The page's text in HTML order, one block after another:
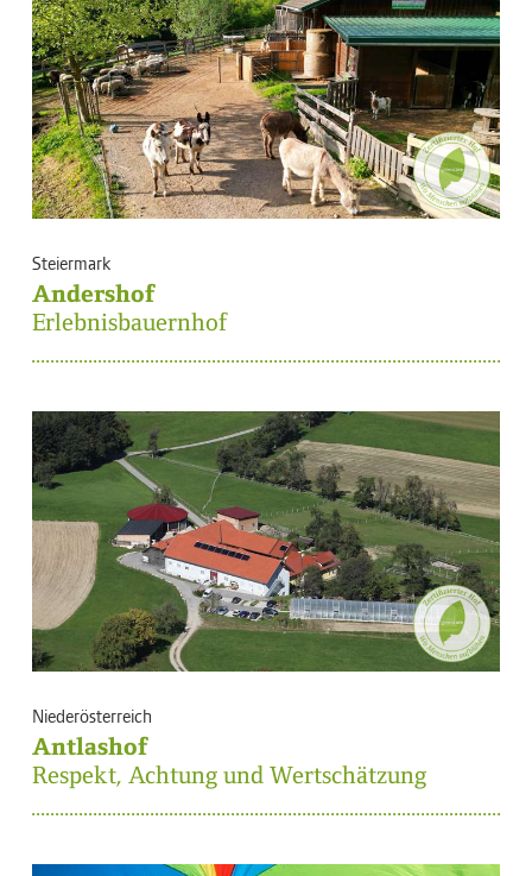
Steiermark
Andershof
Erlebnisbauernhof
Niederösterreich
Antlashof
Respekt, Achtung und Wertschätzung